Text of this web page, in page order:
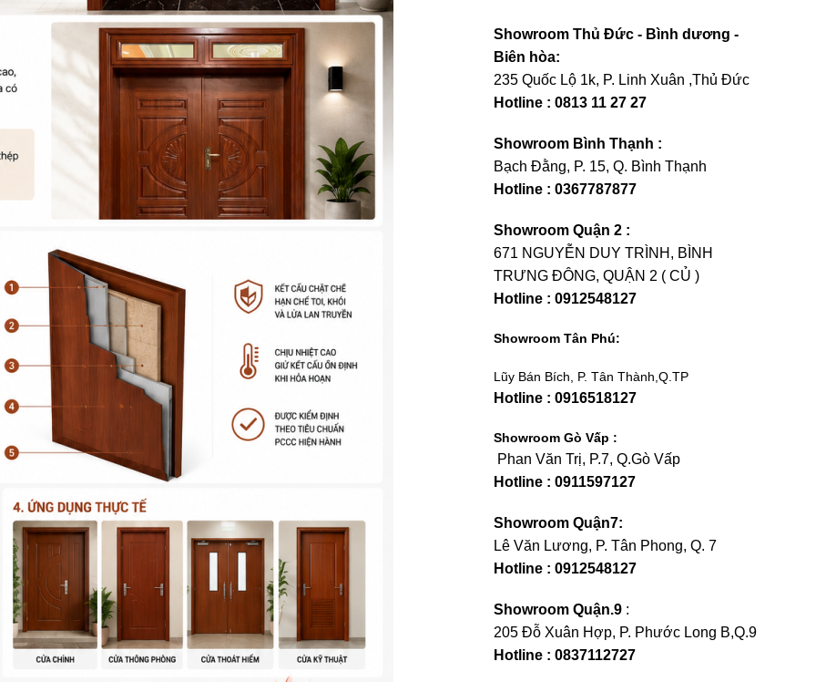
Showroom Thủ Đức - Bình dương -
Biên hòa:
235 Quốc Lộ 1k, P. Linh Xuân ,Thủ Đức
Hotline : 0813 11 27 27
Showroom Bình Thạnh :
Bạch Đằng, P. 15, Q. Bình Thạnh
Hotline : 0367787877
Showroom Quận 2 :
671 NGUYỄN DUY TRÌNH, BÌNH
TRƯNG ĐÔNG, QUẬN 2 ( CỦ )
Hotline : 0912548127
Showroom Tân Phú:
Lũy Bán Bích, P. Tân Thành,Q.TP
Hotline : 0916518127
Showroom Gò Vấp :
Phan Văn Trị, P.7, Q.Gò Vấp
Hotline : 0911597127
Showroom Quận7:
Lê Văn Lương, P. Tân Phong, Q. 7
Hotline : 0912548127
Showroom Quận.9 :
205 Đỗ Xuân Hợp, P. Phước Long B,Q.9
Hotline : 0837112727